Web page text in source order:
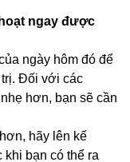
ngay được
ngày hôm đó để
Đối với các
hơn, bạn sẽ cần
hãy lên kế
bạn có thể ra